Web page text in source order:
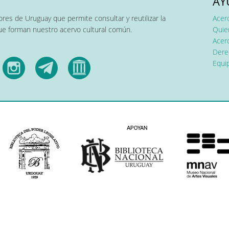
de Uruguay que permite consultar y reutilizar la
forman nuestro acervo cultural común.